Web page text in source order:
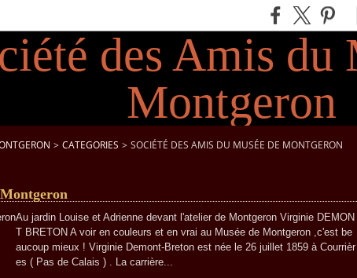
> CATEGORIES > SOCIÉTÉ DES AMIS DU MUSÉE DE MONTGERON
Au jardin Louise et Adrienne devant l'atelier de Montgeron Virginie DEMON
T BRETON A voir en couleurs et en vrai au Musée de Montgeron ,c'est be
aucoup mieux ! Virginie Demont-Breton est née le 26 juillet 1859 à Courrièr
es ( Pas de Calais ) . La carrière...